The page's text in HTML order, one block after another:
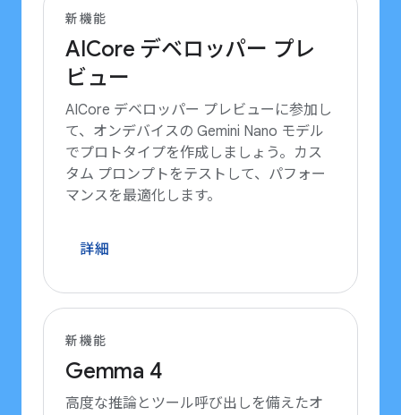
新機能
AICore デベロッパー プレ
ビュー
AICore デベロッパー プレビューに参加し
て、オンデバイスの Gemini Nano モデル
でプロトタイプを作成しましょう。カス
タム プロンプトをテストして、パフォー
マンスを最適化します。
詳細
新機能
Gemma 4
高度な推論とツール呼び出しを備えたオ